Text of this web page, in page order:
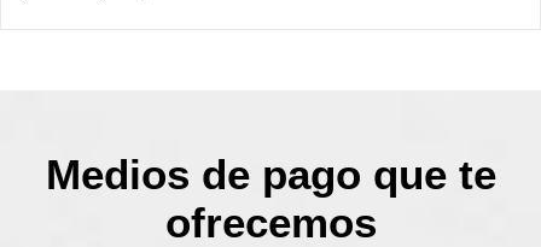
Medios de pago que te
ofrecemos